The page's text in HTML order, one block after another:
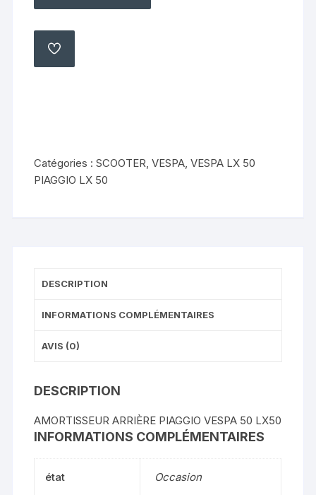
AMORTISSEUR
ARRIÈRE
PIAGGIO
AJOUTER
Catégories :SCOOTER ,VESPA ,VESPA LX 50
PIAGGIO LX 50
DESCRIPTION
INFORMATIONS COMPLÉMENTAIRES
AVIS (0)
DESCRIPTION
AMORTISSEUR ARRIÈRE PIAGGIO VESPA 50 LX50
INFORMATIONS COMPLÉMENTAIRES
état Occasion